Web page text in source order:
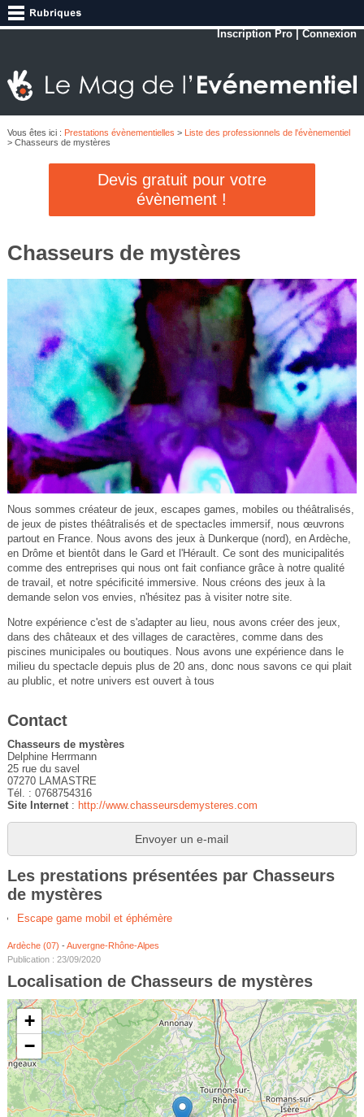
Inscription Pro |Connexion
Vous êtes ici : Prestations évènementielles >
Liste des professionnels de l'évènementiel
> Chasseurs de mystères
Devis gratuit pour votre
évènement !
Chasseurs de mystères
Nous sommes créateur de jeux, escapes games, mobiles ou théâtralisés,
de jeux de pistes théâtralisés et de spectacles immersif, nous œuvrons
partout en France. Nous avons des jeux à Dunkerque (nord), en Ardèche,
en Drôme et bientôt dans le Gard et l'Hérault. Ce sont des municipalités
comme des entreprises qui nous ont fait confiance grâce à notre qualité
de travail, et notre spécificité immersive. Nous créons des jeux à la
demande selon vos envies, n'hésitez pas à visiter notre site.
Notre expérience c'est de s'adapter au lieu, nous avons créer des jeux,
dans des châteaux et des villages de caractères, comme dans des
piscines municipales ou boutiques. Nous avons une expérience dans le
milieu du spectacle depuis plus de 20 ans, donc nous savons ce qui plait
au plublic, et notre univers est ouvert à tous
Contact
Chasseurs de mystères
Delphine Herrmann
25 rue du savel
07270 LAMASTRE
Tél. : 0768754316
Site Internet: http://www.chasseursdemysteres.com
Envoyer un e-mail
Les prestations présentées par Chasseurs
de mystères
Escape game mobil et éphémère
Ardèche (07) -Auvergne-Rhône-Alpes
Publication : 23/09/2020
Localisation de Chasseurs de mystères
+
−